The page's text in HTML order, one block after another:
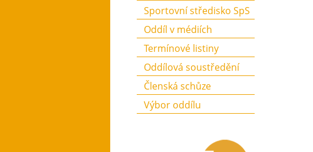
Sportovní středisko SpS
Oddíl v médiích
Termínové listiny
Oddílová soustředění
Členská schůze
Výbor oddílu